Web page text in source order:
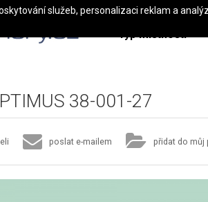
Typ místnosti
38-001-27
poslat e-mailem přidat do můj
služeb, personalizaci reklam a